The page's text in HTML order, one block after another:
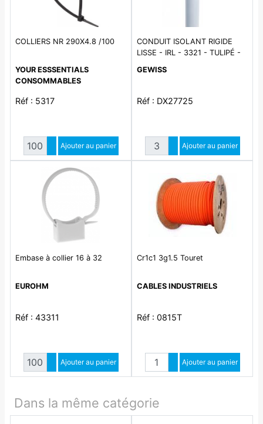
COLLIERS NR 290X4.8 /100
YOUR ESSSENTIALS
CONSOMMABLES
Réf : 5317
Quantité
Augmenter quantité
Diminuer quantité
Ajouter au panier
CONDUIT ISOLANT RIGIDE
LISSE - IRL - 3321 - TULIPÉ -
DIAMÈTRE 25MM - GRIS
GEWISS
Réf : DX27725
Quantité
Augmenter quantité
Diminuer quantité
Ajouter au panier
Embase à collier 16 à 32
EUROHM
Réf : 43311
Quantité
Augmenter quantité
Diminuer quantité
Ajouter au panier
Cr1c1 3g1.5 Touret
CABLES INDUSTRIELS
Réf : 0815T
Quantité
Augmenter quantité
Diminuer quantité
Ajouter au panier
Dans la même catégorie